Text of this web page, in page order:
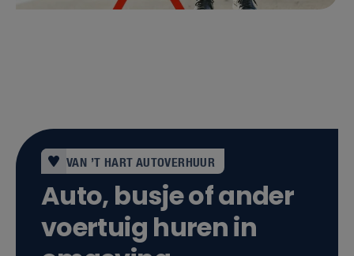
VAN ’T HART AUTOVERHUUR
Auto, busje of ander
voertuig huren in